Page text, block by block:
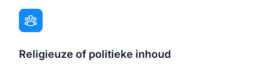
Religieuze of politieke inhoud